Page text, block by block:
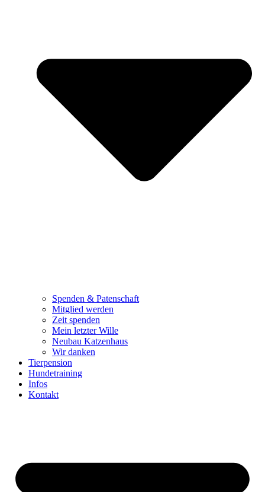
Spenden & Patenschaft
Mitglied werden
Zeit spenden
Mein letzter Wille
Neubau Katzenhaus
Wir danken
Tierpension
Hundetraining
Infos
Kontakt